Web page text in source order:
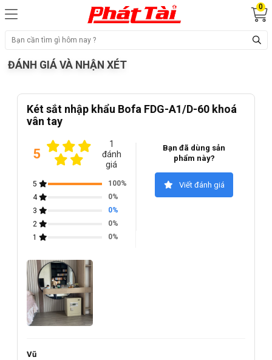
0
ĐÁNH GIÁ VÀ NHẬN XÉT
Két sắt nhập khẩu Bofa FDG-A1/D-60 khoá
vân tay
5
1
đánh
giá
5
100%
4
0%
3
0%
2
0%
1
0%
Bạn đã dùng sản
phẩm này?
Viết đánh giá
Vũ